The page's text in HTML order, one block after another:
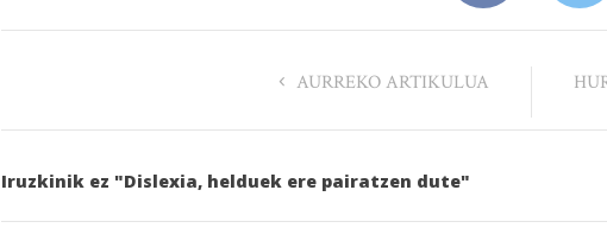
AURREKO ARTIKULUA
Iruzkinik ez "Dislexia, helduek ere pairatzen dute"